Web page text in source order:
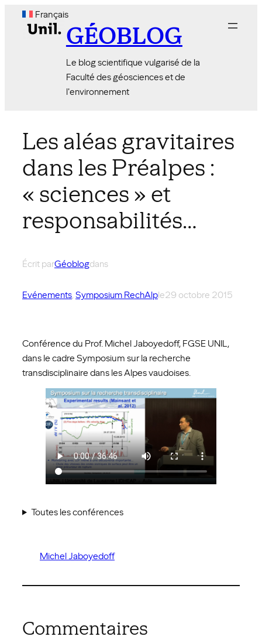
Français
GÉOBLOG
Le blog scientifique vulgarisé de la
Faculté des géosciences et de
l'environnement
Les aléas gravitaires
dans les Préalpes :
« sciences » et
responsabilités…
Écrit parGéoblogdans
Evénements Symposium RechAlple29 octobre 2015
Conférence du Prof. Michel Jaboyedoff, FGSE UNIL,
dans le cadre Symposium sur la recherche
transdisciplinaire dans les Alpes vaudoises.
Toutes les conférences
Michel Jaboyedoff
Commentaires